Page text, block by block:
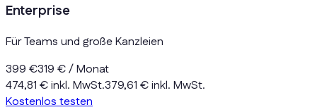
Enterprise
Für Teams und große Kanzleien
399 €319 €/ Monat
474,81 € inkl. MwSt.379,61 € inkl. MwSt.
Kostenlos testen